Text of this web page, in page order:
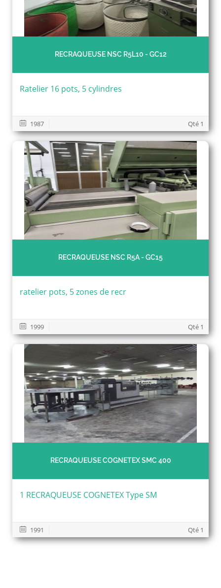
RECRAQUEUSE NSC R5L10 - GC12
Ratelier 16 pots, 5 cylindres
1987 Qté 1
RECRAQUEUSE NSC R5A - GC15
ratelier pots, 5 zones de recr
1999 Qté 1
RECRAQUEUSE COGNETEX SMC 400
1 RECRAQUEUSE COGNETEX Type SM
1991 Qté 1